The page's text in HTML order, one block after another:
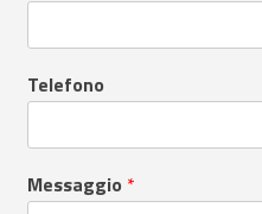
Telefono
Messaggio *